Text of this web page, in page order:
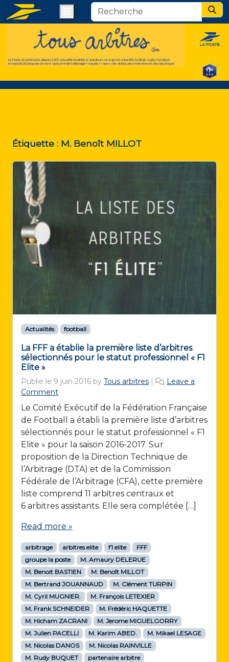
Étiquette : M. Benoît MILLOT
Actualités football
La FFF a établie la première liste d’arbitres
sélectionnés pour le statut professionnel « F1
Elite »
Publié le 9 juin 2016 by Tous arbitres |
Leave a
Comment
Le Comité Exécutif de la Fédération Française
de Football a établi la première liste d’arbitres
sélectionnés pour le statut professionnel « F1
Elite » pour la saison 2016-2017. Sur
proposition de la Direction Technique de
l’Arbitrage (DTA) et de la Commission
Fédérale de l’Arbitrage (CFA), cette première
liste comprend 11 arbitres centraux et
6 arbitres assistants. Elle sera complétée […]
Read more »
arbitrage arbitres elite f1 elite
FFF
groupe la poste
M. Amaury DELERUE
M. Benoit BASTIEN
M. Benoît MILLOT
M. Bertrand JOUANNAUD
M. Clément TURPIN
M. Cyril MUGNIER.
M. François LETEXIER
M. Frank SCHNEIDER
M. Frédéric HAQUETTE
M. Hicham ZACRANI
M. Jerome MIGUELGORRY
M. Julien PACELLI
M. Karim ABED.
M. Mikael LESAGE
M. Nicolas DANOS
M. Nicolas RAINVILLE
M. Rudy BUQUET
partenaire arbitre